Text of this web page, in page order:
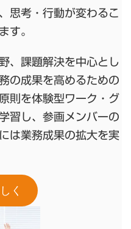
思考・行動が変わるこ
す。
、課題解決を中心とし
の成果を高めるための
則を体験型ワーク・グ
習し、参画メンバーの
は業務成果の拡大を実
く